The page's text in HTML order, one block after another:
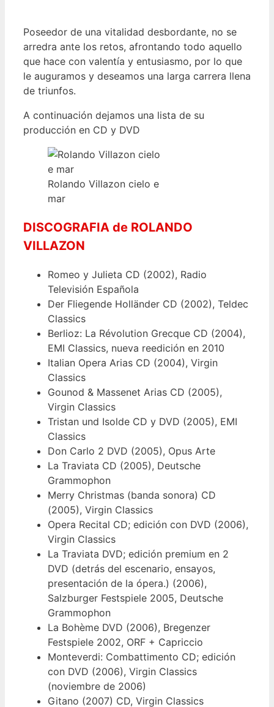
Poseedor de una vitalidad desbordante, no se
arredra ante los retos, afrontando todo aquello
que hace con valentía y entusiasmo, por lo que
le auguramos y deseamos una larga carrera llena
de triunfos.
A continuación dejamos una lista de su
producción en CD y DVD
Rolando Villazon cielo e
mar
DISCOGRAFIA de ROLANDO
VILLAZON
Romeo y Julieta CD (2002), Radio
Televisión Española
Der Fliegende Holländer CD (2002), Teldec
Classics
Berlioz: La Révolution Grecque CD (2004),
EMI Classics, nueva reedición en 2010
Italian Opera Arias CD (2004), Virgin
Classics
Gounod & Massenet Arias CD (2005),
Virgin Classics
Tristan und Isolde CD y DVD (2005), EMI
Classics
Don Carlo 2 DVD (2005), Opus Arte
La Traviata CD (2005), Deutsche
Grammophon
Merry Christmas (banda sonora) CD
(2005), Virgin Classics
Opera Recital CD; edición con DVD (2006),
Virgin Classics
La Traviata DVD; edición premium en 2
DVD (detrás del escenario, ensayos,
presentación de la ópera.) (2006),
Salzburger Festspiele 2005, Deutsche
Grammophon
La Bohème DVD (2006), Bregenzer
Festspiele 2002, ORF + Capriccio
Monteverdi: Combattimento CD; edición
con DVD (2006), Virgin Classics
(noviembre de 2006)
Gitano (2007) CD, Virgin Classics